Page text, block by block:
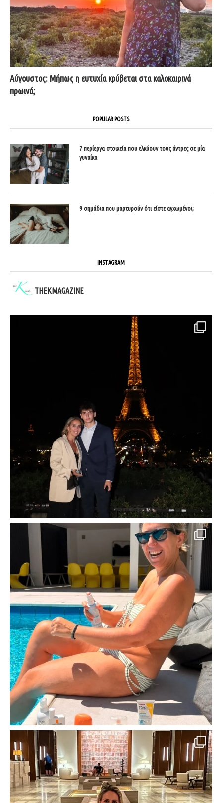
Αύγουστος: Μήπως η ευτυχία κρύβεται στα καλοκαιρινά
πρωινά;
POPULAR POSTS
7 περίεργα στοιχεία που ελκύουν τους άντρες σε μία
γυναίκα
9 σημάδια που μαρτυρούν ότι είστε αγχωμένοι;
INSTAGRAM
THEKMAGAZINE